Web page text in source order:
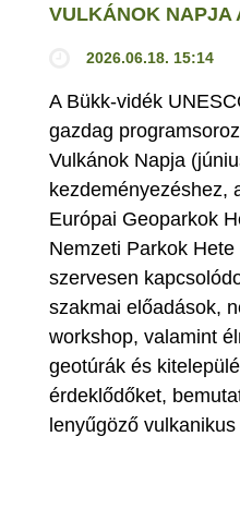
VULKÁNOK NAPJA
2026.06.18. 15:14
A Bükk-vidék
gazdag
Vulkánok Napja
kezdeményezéshez,
Európai Geoparkok
Nemzeti Parkok
szervesen
szakmai előadások,
workshop, valamint
geotúrák és
érdeklődőket,
lenyűgöző